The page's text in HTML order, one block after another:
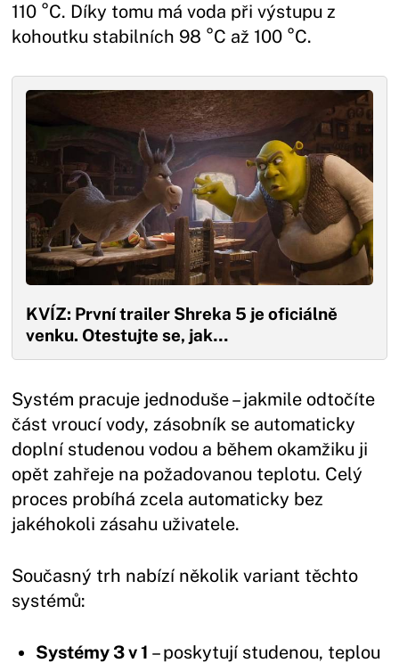
110 °C. Díky tomu má voda při výstupu z
kohoutku stabilních 98 °C až 100 °C.
KVÍZ: První trailer Shreka 5 je oficiálně
venku. Otestujte se, jak…
Systém pracuje jednoduše – jakmile odtočíte
část vroucí vody, zásobník se automaticky
doplní studenou vodou a během okamžiku ji
opět zahřeje na požadovanou teplotu. Celý
proces probíhá zcela automaticky bez
jakéhokoli zásahu uživatele.
Současný trh nabízí několik variant těchto
systémů:
Systémy 3 v 1 – poskytují studenou, teplou